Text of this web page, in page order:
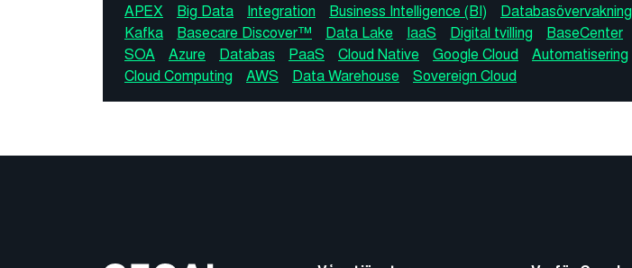
APEX Big Data Integration Business Intelligence (BI) Databasövervakning
Kafka
Basecare Discover™ Data Lake IaaS Digital tvilling BaseCenter
SOA
Azure Databas PaaS Cloud Native Google Cloud
Automatisering
Cloud Computing
AWS Data Warehouse Sovereign Cloud